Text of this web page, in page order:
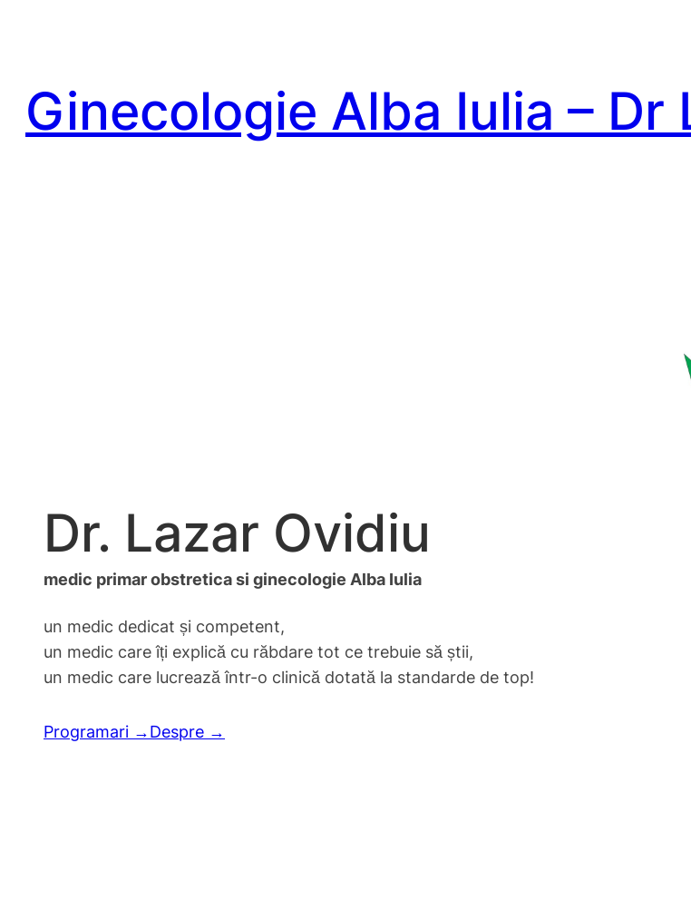
Ginecologie Alba Iulia – Dr
Dr. Lazar Ovidiu
medic primar obstretica si ginecologie Alba Iulia
un medic dedicat și competent,
un medic care îți explică cu răbdare tot ce trebuie să știi,
un medic care lucrează într-o clinică dotată la standarde de top!
Programari →Despre →